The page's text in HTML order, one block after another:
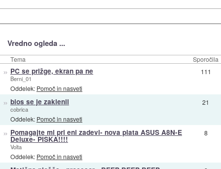
Vredno ogleda ...
Tema Sporočila
» PC se prižge, ekran pa ne
Berni_01
Oddelek: Pomoč in nasveti
111
» bios se je zaklenil
cobrica
Oddelek: Pomoč in nasveti
21
» Pomagajte mi pri eni zadevi- nova plata ASUS A8N-E
Deluxe- PISKA!!!!
Volta
Oddelek: Pomoč in nasveti
8